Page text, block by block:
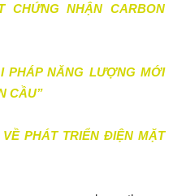
CHỨNG NHẬN CARBON
PHÁP NĂNG LƯỢNG MỚI
CẦU”
PHÁT TRIỂN ĐIỆN MẶT